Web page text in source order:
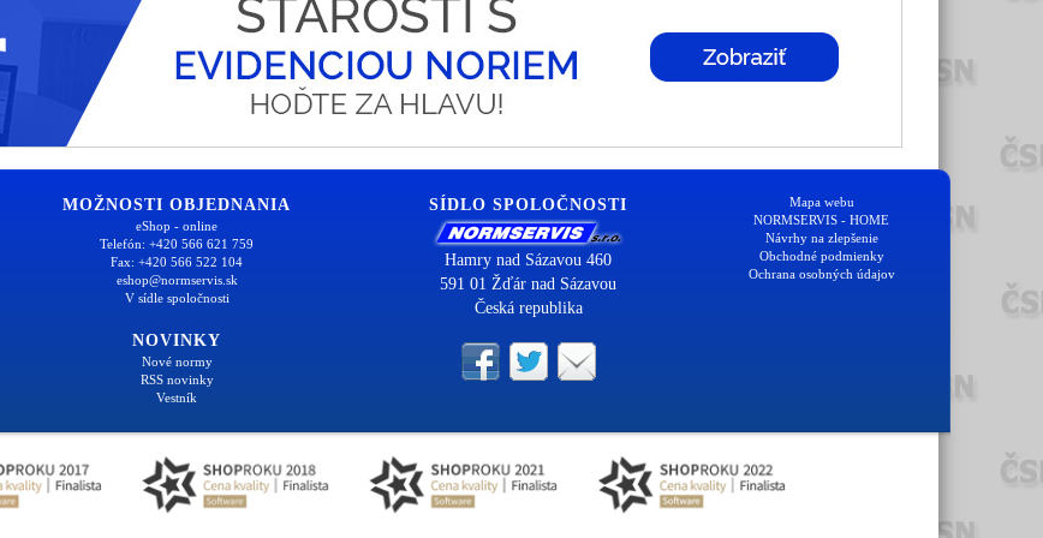
MOŽNOSTI OBJEDNANIA
eShop - online
Telefón: +420 566 621 759
Fax: +420 566 522 104
eshop@normservis.sk
V sídle spoločnosti
NOVINKY
Nové normy
RSS novinky
Vestník
SÍDLO SPOLOČNOSTI
Hamry nad Sázavou 460
591 01 Žďár nad Sázavou
Česká republika
Mapa webu
NORMSERVIS - HOME
Návrhy na zlepšenie
Obchodné podmienky
Ochrana osobných údajov